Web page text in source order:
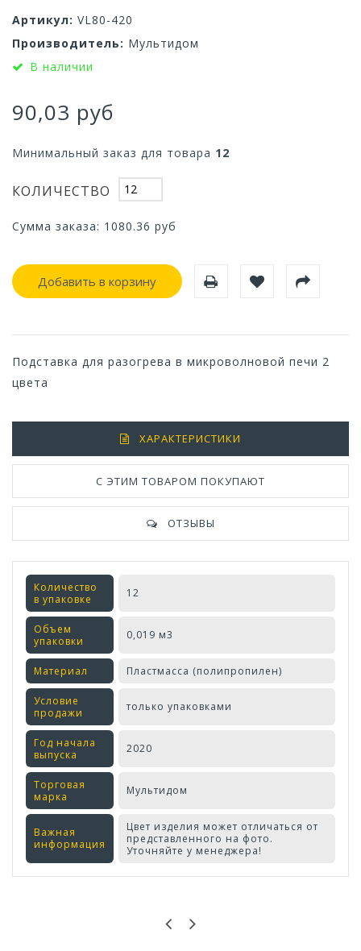
Артикул: VL80-420
Производитель: Мультидом
В наличии
90,03 руб
Минимальный заказ для товара 12
КОЛИЧЕСТВО
Сумма заказа: 1080.36 руб
Добавить в корзину
Подставка для разогрева в микроволновой печи 2
цвета
ХАРАКТЕРИСТИКИ
С ЭТИМ ТОВАРОМ ПОКУПАЮТ
ОТЗЫВЫ
Количество
в упаковке
12
Объем
упаковки
0,019 м3
Материал Пластмасса (полипропилен)
Условие
продажи
только упаковками
Год начала
выпуска
2020
Торговая
марка
Мультидом
Важная
информация
Цвет изделия может отличаться от
представленного на фото.
Уточняйте у менеджера!